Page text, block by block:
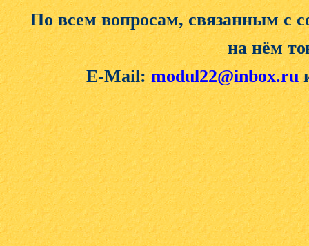
По всем вопросам, связанным с
на нём
E-Mail:modul22@inbox.ru